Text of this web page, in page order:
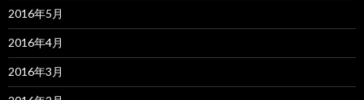
2016年5月
2016年4月
2016年3月